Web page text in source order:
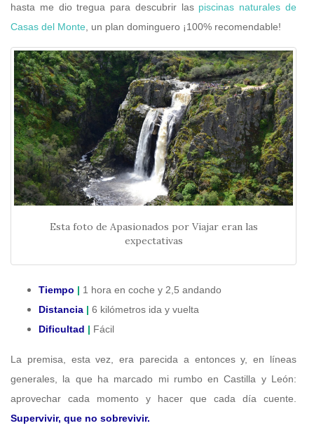
hasta me dio tregua para descubrir las piscinas naturales de
Casas del Monte , un plan dominguero ¡100% recomendable!
Esta foto de Apasionados por Viajar eran las
expectativas
Tiempo | 1 hora en coche y 2,5 andando
Distancia | 6 kilómetros ida y vuelta
Dificultad | Fácil
La premisa, esta vez, era parecida a entonces y, en líneas
generales, la que ha marcado mi rumbo en Castilla y León:
aprovechar cada momento y hacer que cada día cuente.
Supervivir, que no sobrevivir.